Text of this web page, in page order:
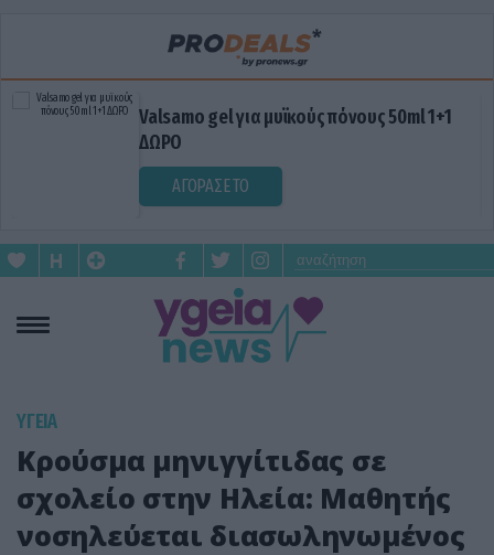
Valsamo gel για μυϊκούς πόνους 50ml 1+1
ΔΩΡΟ
ΑΓΟΡΑΣΕ ΤΟ
ΥΓΕΙΑ
Κρούσμα μηνιγγίτιδας σε
σχολείο στην Ηλεία: Μαθητής
νοσηλεύεται διασωληνωμένος